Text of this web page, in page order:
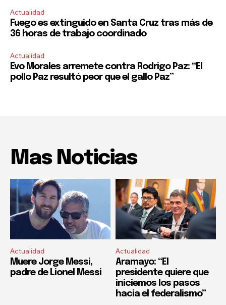
Actualidad
Fuego es extinguido en Santa Cruz tras más de
36 horas de trabajo coordinado
Actualidad
Evo Morales arremete contra Rodrigo Paz: “El
pollo Paz resultó peor que el gallo Paz”
Mas Noticias
Actualidad
Muere Jorge Messi,
padre de Lionel Messi
Actualidad
Aramayo: “El
presidente quiere que
iniciemos los pasos
hacia el federalismo”